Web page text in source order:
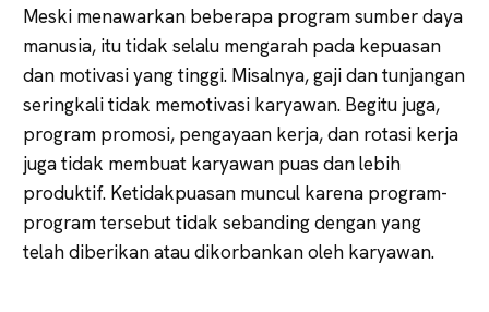
Meski menawarkan beberapa program sumber daya
manusia, itu tidak selalu mengarah pada kepuasan
dan motivasi yang tinggi. Misalnya, gaji dan tunjangan
seringkali tidak memotivasi karyawan. Begitu juga,
program promosi, pengayaan kerja, dan rotasi kerja
juga tidak membuat karyawan puas dan lebih
produktif. Ketidakpuasan muncul karena program-
program tersebut tidak sebanding dengan yang
telah diberikan atau dikorbankan oleh karyawan.